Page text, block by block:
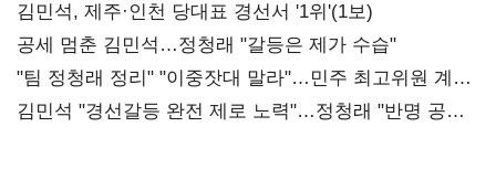
0.86%p(2보)
김민석, 제주·인천 당대표 경선서 '1위'(1보)
공세 멈춘 김민석…정청래 "갈등은 제가 수습"
"팀 정청래 정리" "이중잣대 말라"…민주 최고위원 계파
다툼 격화
김민석 "경선갈등 완전 제로 노력"…정청래 "반명 공세